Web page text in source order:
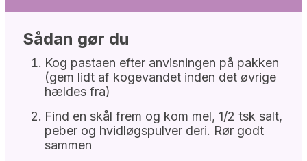
Sådan gør du
Kog pastaen efter anvisningen på pakken
(gem lidt af kogevandet inden det øvrige
hældes fra)
Find en skål frem og kom mel, 1/2 tsk salt,
peber og hvidløgspulver deri. Rør godt
sammen